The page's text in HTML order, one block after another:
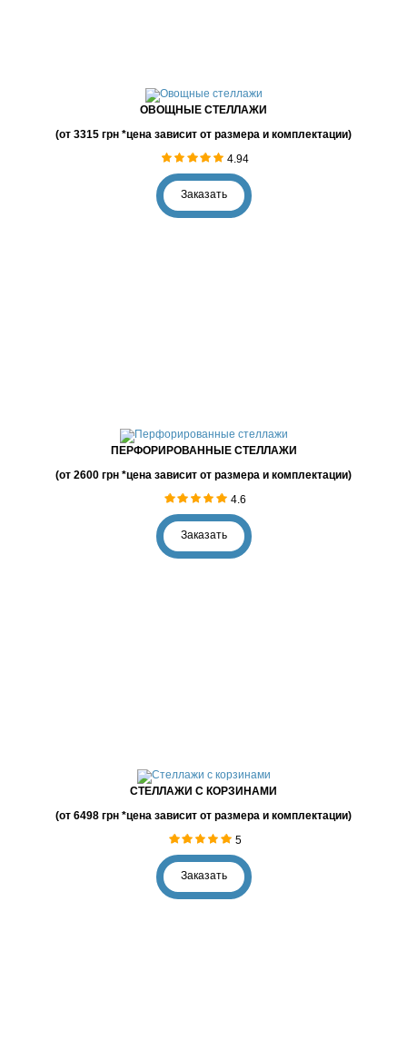
ОВОЩНЫЕ СТЕЛЛАЖИ
(от 3315 грн *цена зависит от размера и комплектации)
4.94
Заказать
ПЕРФОРИРОВАННЫЕ СТЕЛЛАЖИ
(от 2600 грн *цена зависит от размера и комплектации)
4.6
Заказать
СТЕЛЛАЖИ С КОРЗИНАМИ
(от 6498 грн *цена зависит от размера и комплектации)
5
Заказать